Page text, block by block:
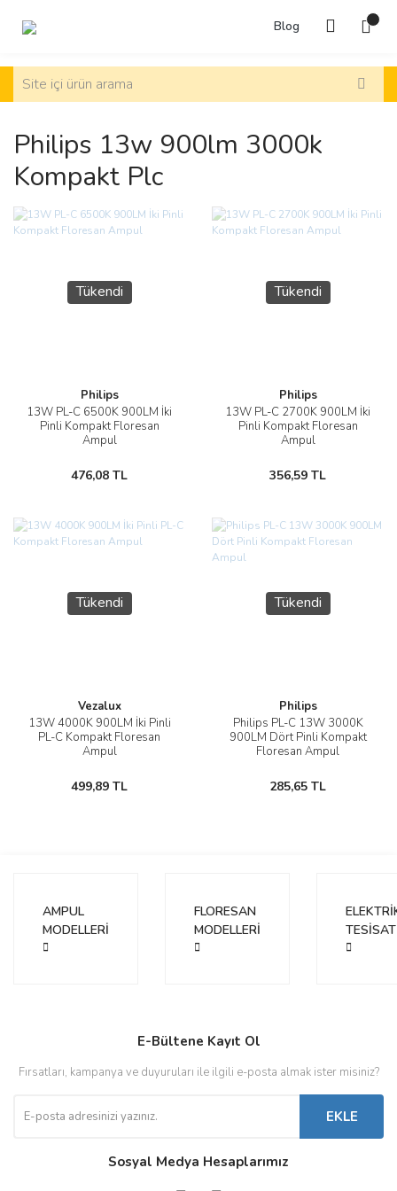
Blog
Philips 13w 900lm 3000k
Kompakt Plc
Tükendi
Philips
13W PL-C 6500K 900LM İki
Pinli Kompakt Floresan
Ampul
476,08 TL
Tükendi
Philips
13W PL-C 2700K 900LM İki
Pinli Kompakt Floresan
Ampul
356,59 TL
Tükendi
Vezalux
13W 4000K 900LM İki Pinli
PL-C Kompakt Floresan
Ampul
499,89 TL
Tükendi
Philips
Philips PL-C 13W 3000K
900LM Dört Pinli Kompakt
Floresan Ampul
285,65 TL
AMPUL
MODELLERİ
FLORESAN
MODELLERİ
TESİSAT
E-Bültene Kayıt Ol
Fırsatları, kampanya ve duyuruları ile ilgili e-posta almak ister misiniz?
EKLE
Sosyal Medya Hesaplarımız